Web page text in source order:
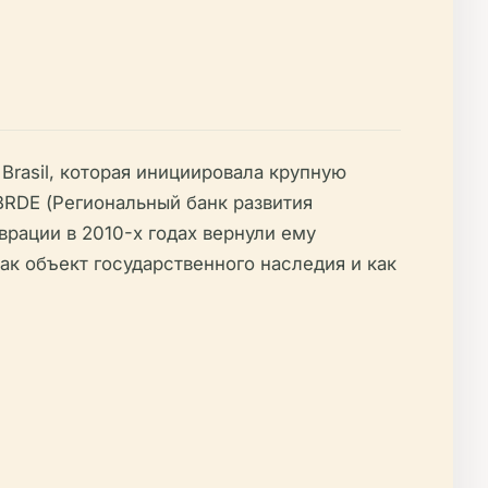
которая инициировала крупную
(Региональный банк развития
в 2010-х годах вернули ему
объект государственного наследия и как